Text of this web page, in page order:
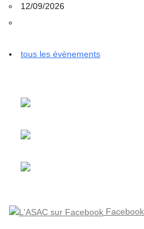
12/09/2026
tous les évènements